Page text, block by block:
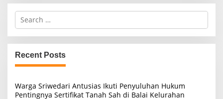
S
r
c
h
f
r
:
Recent Posts
Warga Sriwedari Antusias Ikuti Penyuluhan Hukum
Pentingnya Sertifikat Tanah Sah di Balai Kelurahan